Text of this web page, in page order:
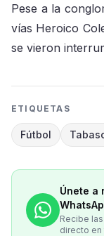
Pese a la
vías Heroico
se vieron
ETIQUETAS
Fútbol
Únete a
Recibe
directo en